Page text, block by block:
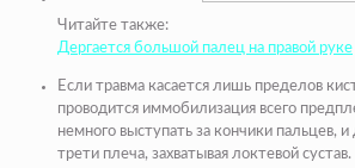
Читайте также:
Дергается большой палец на правой руке
Если травма касается лишь пределов
проводится иммобилизация всего
немного выступать за кончики пальцев,
трети плеча, захватывая локтевой